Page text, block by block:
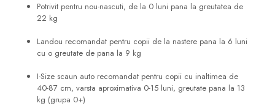
Potrivit pentru nou-nascuti, de la 0 luni pana la greutatea de
22 kg
Landou recomandat pentru copii de la nastere pana la 6 luni
cu o greutate de pana la 9 kg
I-Size scaun auto recomandat pentru copii cu inaltimea de
40-87 cm, varsta aproximativa 0-15 luni, greutate pana la 13
kg (grupa 0+)